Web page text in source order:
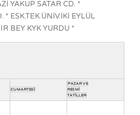
YAKUP SATAR CD. *
* ESK.TEK.ÜNİV.İKİ EYLÜL
BEY KYK YURDU *
CUMARTESİ
PAZAR VE
RESMİ
TATİLLER